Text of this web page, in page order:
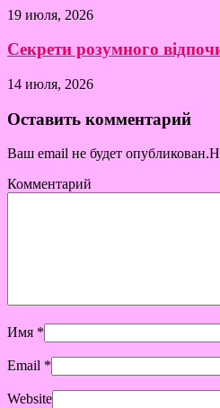
19 июля, 2026
Секрети розумного
14 июля, 2026
Оставить комментарий
Ваш email не будет
Комментарий
Имя *
Email *
Website